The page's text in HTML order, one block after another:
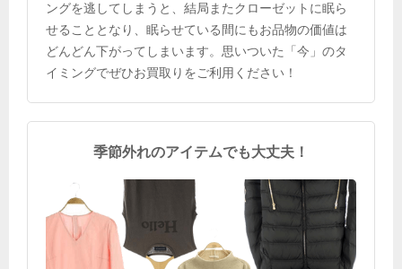
ングを逃してしまうと、結局またクローゼットに眠ら
せることとなり、眠らせている間にもお品物の価値は
どんどん下がってしまいます。思いついた「今」のタ
イミングでぜひお買取りをご利用ください！
季節外れのアイテムでも大丈夫！